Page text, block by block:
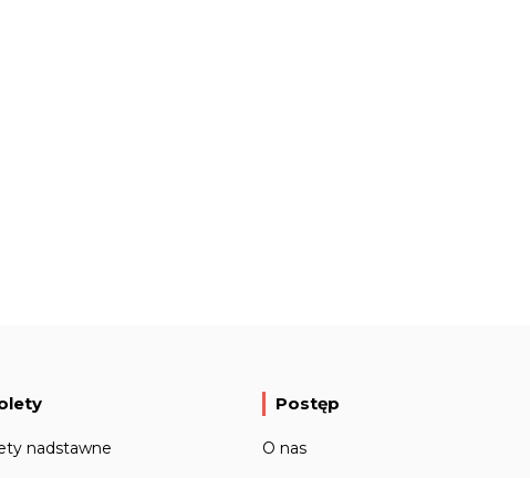
nadstawne
Postęp
O nas